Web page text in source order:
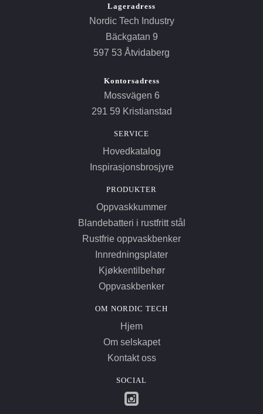
Lageradress
Nordic Tech Industry
Bäckgatan 9
597 53 Åtvidaberg
Kontorsadress
Mossvägen 6
291 59 Kristianstad
SERVICE
Hovedkatalog
Inspirasjonsbrosjyre
PRODUKTER
Oppvaskkummer
Blandebatteri i rustfritt stål
Rustfrie oppvaskbenker
Innredningsplater
Kjøkkentilbehør
Oppvaskbenker
OM NORDIC TECH
Hjem
Om selskapet
Kontakt oss
SOCIAL